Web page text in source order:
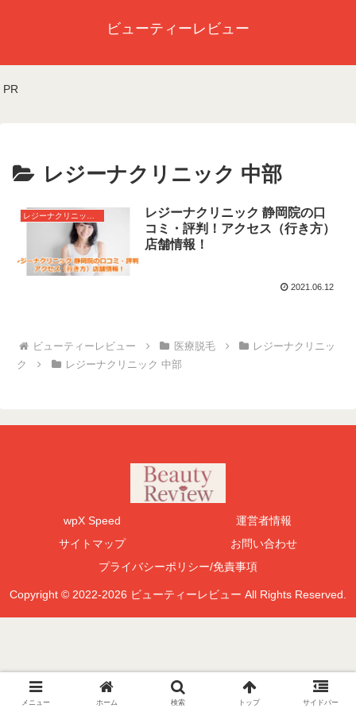
ビューティーレビュー
PR
レジーナクリニック 中部
レジーナクリニック 中部
レジーナクリニック 静岡院の口
コミ・評判！アクセス（行き方）
店舗情報！
2021.06.12
医療脱毛
レジーナクリニッ
ク
レジーナクリニック 中部
wpX Speed
運営者情報
サイトマップ
お問い合わせ
プライバシーポリシー/免責事項
Copyright © 2022-2026 ビューティーレビュー All Rights Reserved.
メニュー ホーム 検索 トップ サイドバー